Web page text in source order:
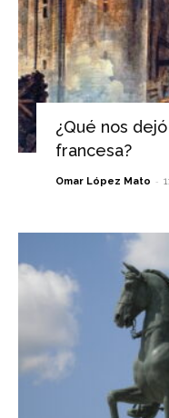
¿Qué nos
francesa?
Omar López Mato -